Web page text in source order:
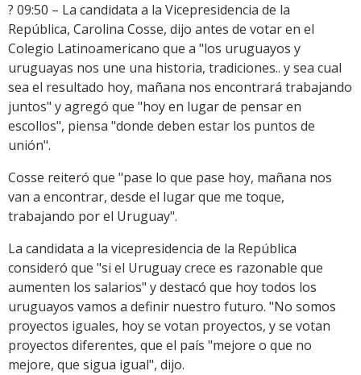
? 09:50 – La candidata a la Vicepresidencia de la
República, Carolina Cosse, dijo antes de votar en el
Colegio Latinoamericano que a "los uruguayos y
uruguayas nos une una historia, tradiciones.. y sea cual
sea el resultado hoy, mañana nos encontrará trabajando
juntos" y agregó que "hoy en lugar de pensar en
escollos", piensa "donde deben estar los puntos de
unión".
Cosse reiteró que "pase lo que pase hoy, mañana nos
van a encontrar, desde el lugar que me toque,
trabajando por el Uruguay".
La candidata a la vicepresidencia de la República
consideró que "si el Uruguay crece es razonable que
aumenten los salarios" y destacó que hoy todos los
uruguayos vamos a definir nuestro futuro. "No somos
proyectos iguales, hoy se votan proyectos, y se votan
proyectos diferentes, que el país "mejore o que no
mejore, que sigua igual", dijo.